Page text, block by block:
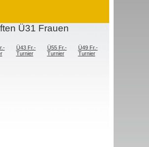
Ü31 Frauen
Ü43 Fr.-
Turnier
Ü55 Fr.-
Turnier
Ü49 Fr.-
Turnier